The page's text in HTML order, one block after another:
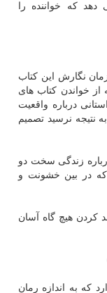
كه خواننده را
نگارش این كتاب
از خواندن كتاب های
درباره واقعیت
نتیجه نرسید تصمیم
زندگی سخت دو
كه در بین خشونت و
كردن هیچ گاه آسان
كه به اندازه رمان